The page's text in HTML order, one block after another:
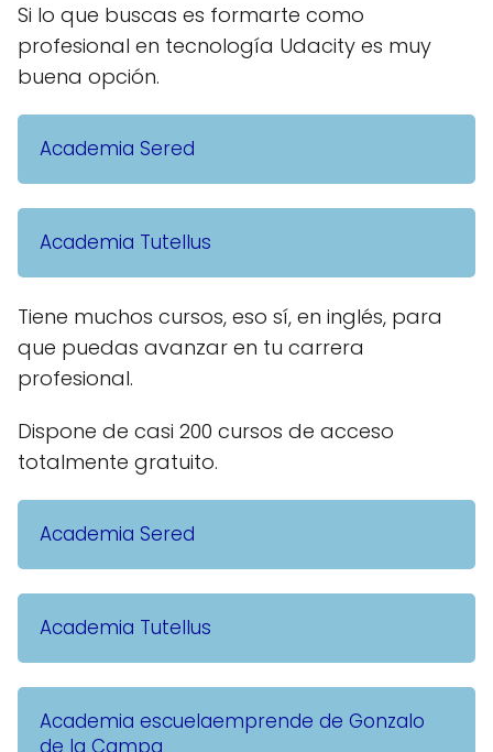
Si lo que buscas es formarte como
profesional en tecnología Udacity es muy
buena opción.
Academia Sered
Academia Tutellus
Tiene muchos cursos, eso sí, en inglés, para
que puedas avanzar en tu carrera
profesional.
Dispone de casi 200 cursos de acceso
totalmente gratuito.
Academia Sered
Academia Tutellus
Academia escuelaemprende de Gonzalo
de la Campa